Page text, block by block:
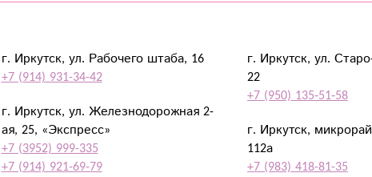
г. Иркутск, ул. Рабочего штаба, 16
+7 (914) 931-34-42
г. Иркутск, ул. Железнодорожная 2-
ая, 25, «Экспресс»
+7 (3952) 999-335
+7 (914) 921-69-79
г. Иркутск, ул.
22
+7 (950) 135‑51‑58
г. Иркутск,
112а
+7 (983) 418-81-35